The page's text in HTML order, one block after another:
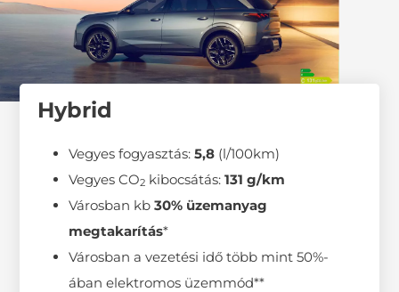
Hybrid
Vegyes fogyasztás:5,8 (l/100km)
Vegyes CO2 kibocsátás:131 g/km
Városban kb30% üzemanyag
megtakarítás*
Városban a vezetési idő több mint 50%-
ában elektromos üzemmód**